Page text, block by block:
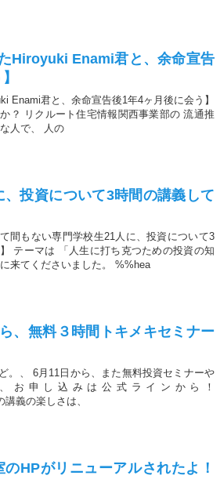
Hiroyuki Enami君と、余命宣告
Enami君と、余命宣告後1年4ヶ月後に会う】
？ リクルート住宅情報関西事業部の 流通推
人で、 人の
、投資について3時間の講義して
間もない専門学校生21人に、投資について3
テーマは 「人生に打ち克つための投資の知
来てくださいました。 %%hea
、無料３時間トキメキセミナー
。、 6月11日から、また無料投資セミナーや
お申し込みは公式ラインから！
講義の楽しさは、
のHPがリニューアルされたよ！